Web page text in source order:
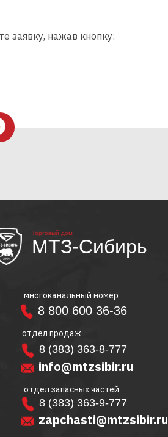
заявку, нажав кнопку:
Торговый дом
МТЗ-Сибирь
zapchasti@mtzsibir.ru
отдел запасных частей
info@mtzsibir.ru
отдел продаж
многоканальный номер
8 800 600 36-36
8 (383) 363-9-777
8 (383) 363-8-777